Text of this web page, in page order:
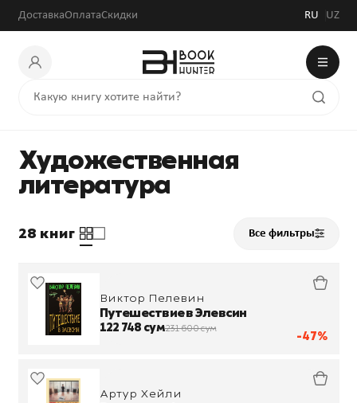
ДоставкаОплатаСкидки RU UZ
Художественная
литература
28 книг Все фильтры
-47%
Виктор Пелевин
Путешествие в Элевсин
122 748 сум231 600 сум
Артур Хейли